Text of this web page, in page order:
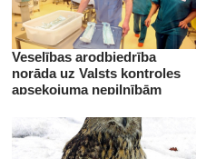
Veselības arodbiedrība
norāda uz Valsts kontroles
apsekojuma nepilnībām